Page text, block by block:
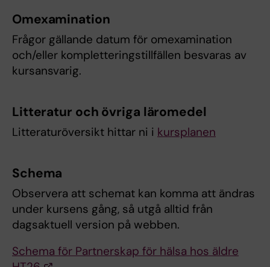
Omexamination
Frågor gällande datum för omexamination
och/eller kompletteringstillfällen besvaras av
kursansvarig.
Litteratur och övriga läromedel
Litteraturöversikt hittar ni i kursplanen
Schema
Observera att schemat kan komma att ändras
under kursens gång, så utgå alltid från
dagsaktuell version på webben.
Schema för Partnerskap för hälsa hos äldre